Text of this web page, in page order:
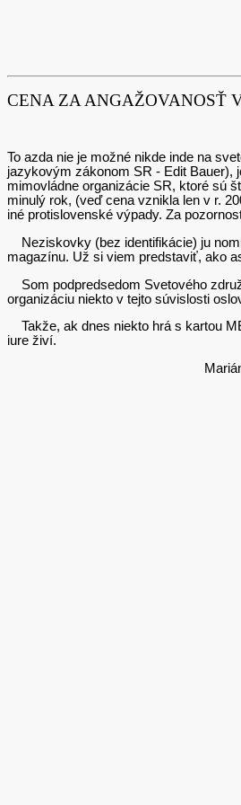
CENA ZA ANGAŽOVANOSŤ
To azda nie je možné nikde inde na
jazykovým zákonom SR - Edit Bauer),
mimovládne organizácie SR, ktoré sú
minulý rok, (veď cena vznikla len v r.
iné protislovenské výpady. Za
Neziskovky (bez identifikácie) ju
magazínu. Už si viem predstaviť, ako
Som podpredsedom Svetového
organizáciu niekto v tejto súvislosti
Takže, ak dnes niekto hrá s kartou
iure živí.
Marián